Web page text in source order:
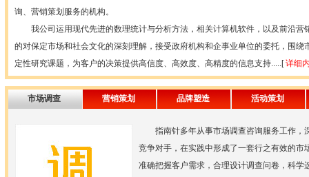
询、营销策划服务的机构。
我公司运用现代先进的数理统计与分析方法，相关计算机软件，以及前沿营
的对保定市场和社会文化的深刻理解，接受政府机构和企事业单位的委托，围
定性研究课题，为客户的决策提供高信度、高效度、高精度的信息支持.....[详细
市场调查 营销策划 品牌塑造 活动策划
指南针多年从事市场调查咨询服务工作，
竞争对手，在实践中形成了一套行之有效的
准确把握客户需求，合理设计调查问卷，科